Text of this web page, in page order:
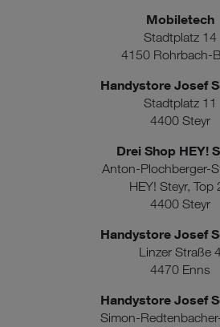
Mobiletech
Stadtplatz 14
4150 Rohrbach-
Handystore Josef
Stadtplatz 11
4400 Steyr
Drei Shop HEY!
Anton-Plochberger-
HEY! Steyr, Top
4400 Steyr
Handystore Josef
Linzer Straße
4470 Enns
Handystore Josef
Simon-